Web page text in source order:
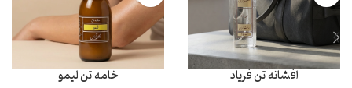
افشانه تن فریاد
خامه تن لیمو